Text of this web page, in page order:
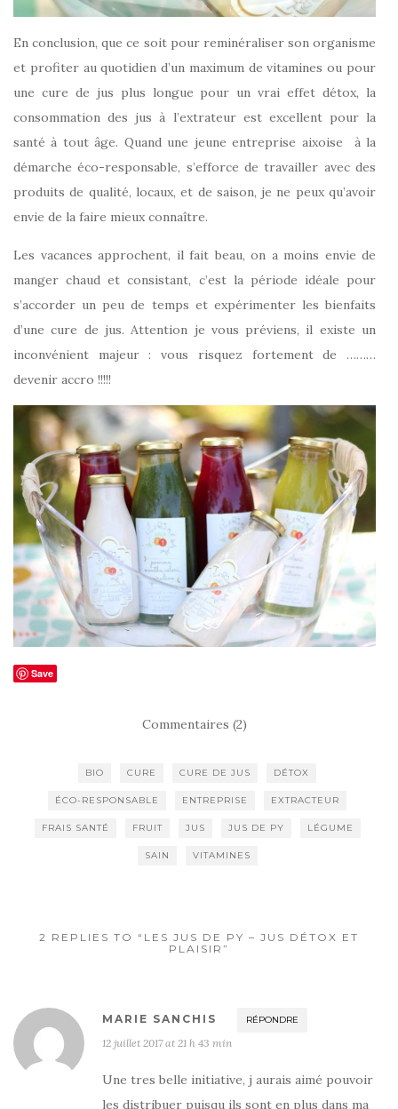
En conclusion, que ce soit pour reminéraliser son organisme
et profiter au quotidien d’un maximum de vitamines ou pour
une cure de jus plus longue pour un vrai effet détox, la
consommation des jus à l’extrateur est excellent pour la
santé à tout âge. Quand une jeune entreprise aixoise à la
démarche éco-responsable, s’efforce de travailler avec des
produits de qualité, locaux, et de saison, je ne peux qu’avoir
envie de la faire mieux connaître.
Les vacances approchent, il fait beau, on a moins envie de
manger chaud et consistant, c’est la période idéale pour
s’accorder un peu de temps et expérimenter les bienfaits
d’une cure de jus. Attention je vous préviens, il existe un
inconvénient majeur : vous risquez fortement de ………
devenir accro !!!!!
Save
Commentaires (2)
BIO CURE CURE DE JUS DÉTOX
ÉCO-RESPONSABLE ENTREPRISE EXTRACTEUR
FRAIS SANTÉ FRUIT JUS JUS DE PY LÉGUME
SAIN VITAMINES
2 REPLIES TO “LES JUS DE PY – JUS DÉTOX ET
PLAISIR”
MARIE SANCHIS RÉPONDRE
12 juillet 2017 at 21 h 43 min
Une tres belle initiative, j aurais aimé pouvoir
les distribuer puisqu ils sont en plus dans ma